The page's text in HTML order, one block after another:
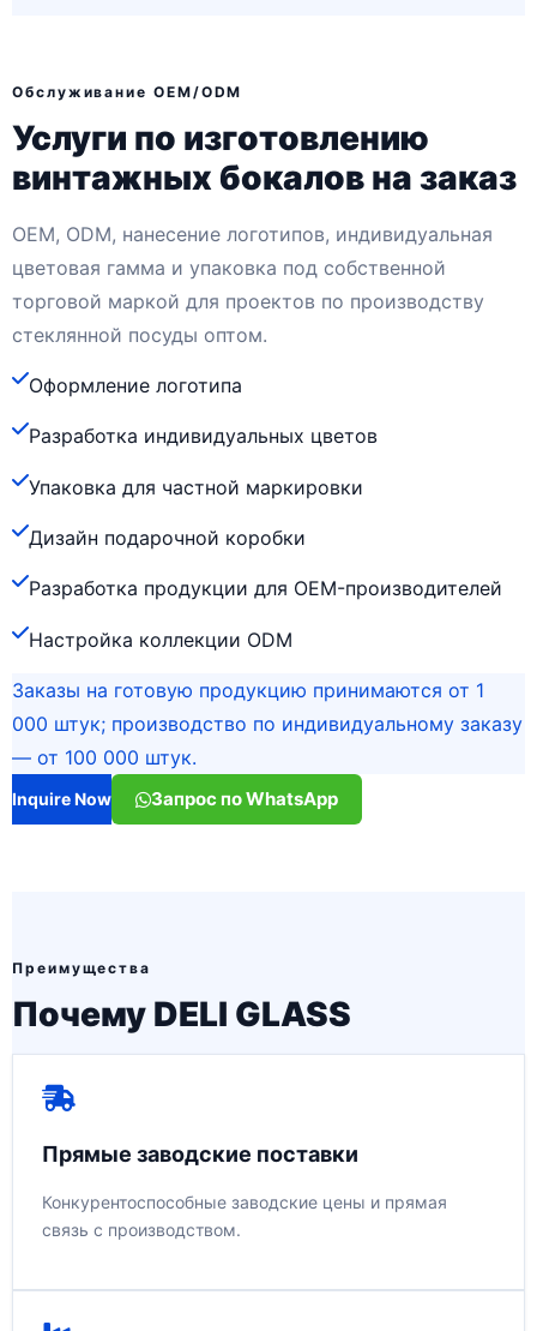
Обслуживание OEM/ODM
Услуги по изготовлению
винтажных бокалов на заказ
OEM, ODM, нанесение логотипов, индивидуальная
цветовая гамма и упаковка под собственной
торговой маркой для проектов по производству
стеклянной посуды оптом.
Оформление логотипа
Разработка индивидуальных цветов
Упаковка для частной маркировки
Дизайн подарочной коробки
Разработка продукции для OEM-производителей
Настройка коллекции ODM
Заказы на готовую продукцию принимаются от 1
000 штук; производство по индивидуальному заказу
— от 100 000 штук.
Inquire Now Запрос по WhatsApp
Преимущества
Почему DELI GLASS
Прямые заводские поставки
Конкурентоспособные заводские цены и прямая
связь с производством.